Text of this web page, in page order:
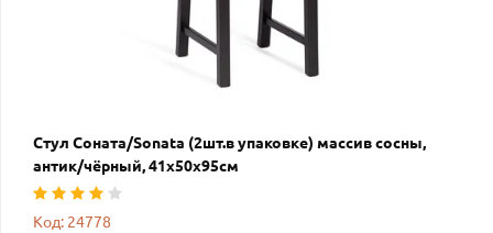
Стул Соната/Sonata (2шт.в упаковке) массив сосны,
антик/чёрный, 41х50х95см
Код: 24778